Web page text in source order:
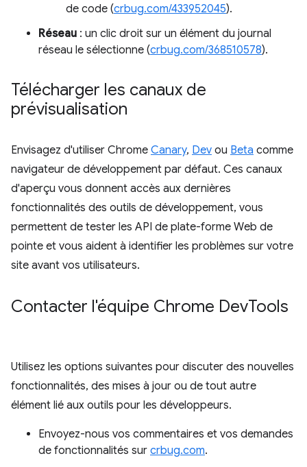
de code (crbug.com/433952045).
Réseau : un clic droit sur un élément du journal
réseau le sélectionne (crbug.com/368510578).
Télécharger les canaux de
prévisualisation
Envisagez d'utiliser Chrome Canary, Dev ou Beta comme
navigateur de développement par défaut. Ces canaux
d'aperçu vous donnent accès aux dernières
fonctionnalités des outils de développement, vous
permettent de tester les API de plate-forme Web de
pointe et vous aident à identifier les problèmes sur votre
site avant vos utilisateurs.
Contacter l'équipe Chrome DevTools
Utilisez les options suivantes pour discuter des nouvelles
fonctionnalités, des mises à jour ou de tout autre
élément lié aux outils pour les développeurs.
Envoyez-nous vos commentaires et vos demandes
de fonctionnalités sur crbug.com.